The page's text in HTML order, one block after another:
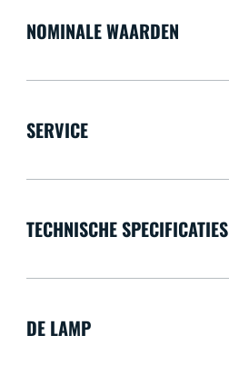
NOMINALE WAARDEN
SERVICE
TECHNISCHE SPECIFICATIES
DE LAMP